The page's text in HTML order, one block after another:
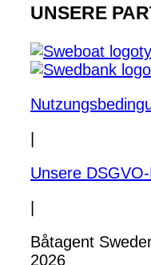
UNSERE
Unsere
Båtagent
2026